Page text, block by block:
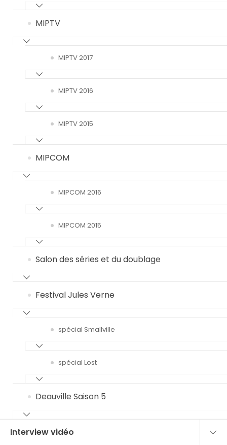
MIPTV
MIPTV 2017
MIPTV 2016
MIPTV 2015
MIPCOM
MIPCOM 2016
MIPCOM 2015
Salon des séries et du doublage
Festival Jules Verne
spécial Smallville
spécial Lost
Deauville Saison 5
Interview vidéo